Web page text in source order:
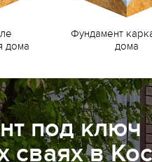
дома
Фундамент
дома
под ключ
сваях в